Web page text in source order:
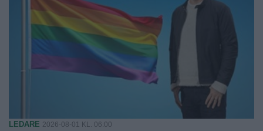
LEDARE 2026-08-01 KL. 06:00